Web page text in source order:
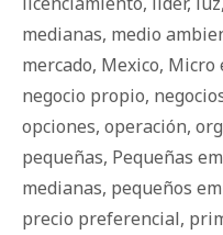
medianas, medio
mercado, Mexico, Micro
negocio propio,
opciones, operación,
pequeñas, Pequeñas
medianas, pequeños
precio preferencial,